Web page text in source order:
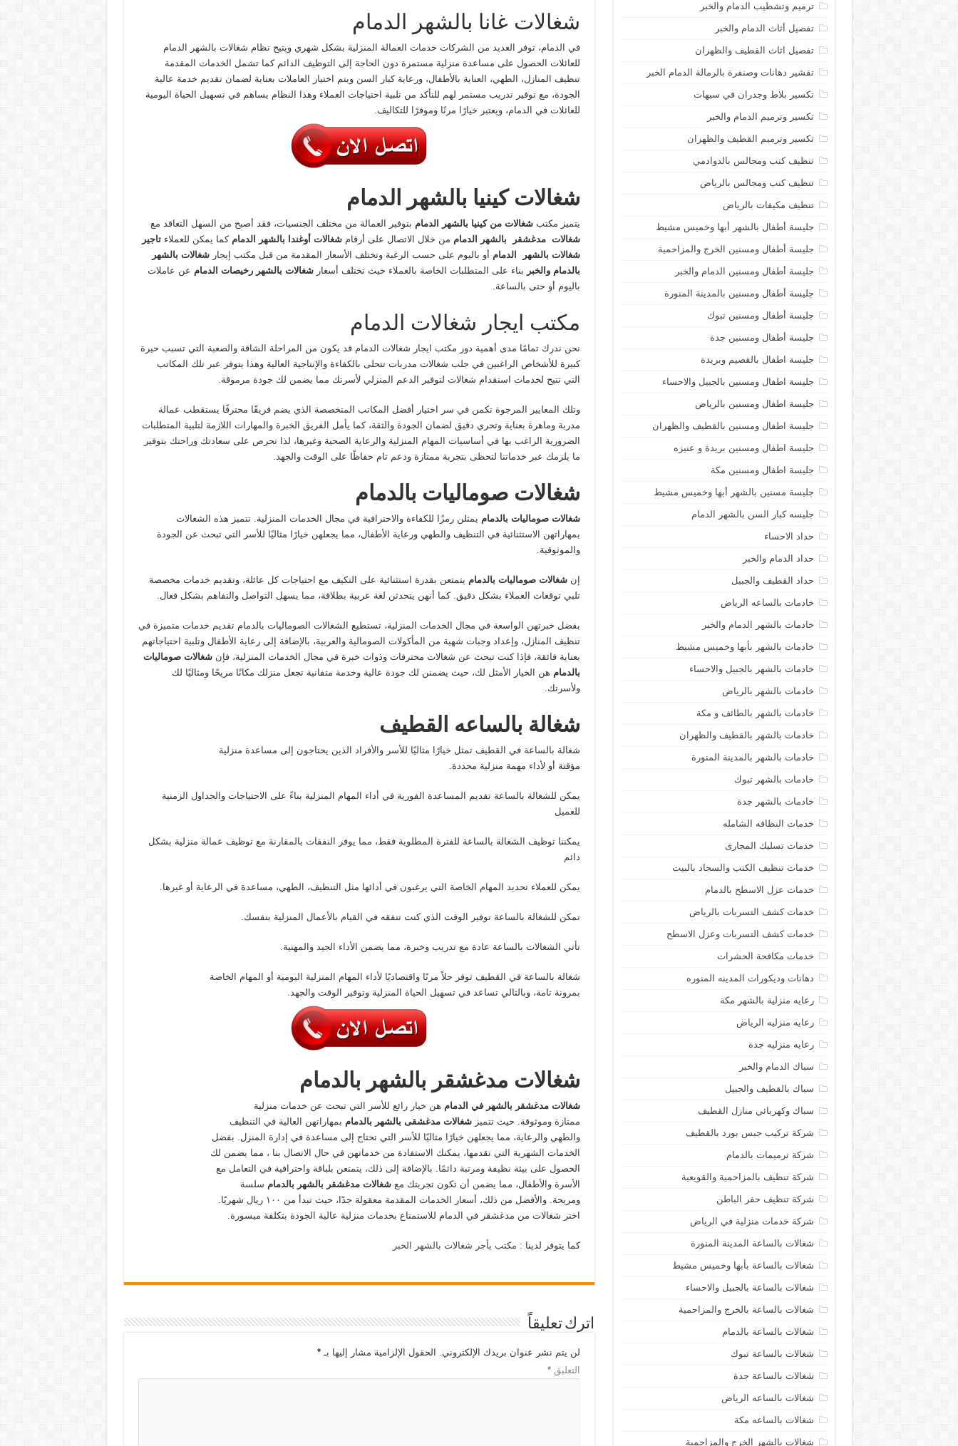
شغالات غانا بالشهر الدمام
في الدمام، توفر العديد من الشركات خدمات العمالة المنزلية بشكل شهري ويتيح نظام شغالات بالشهر الدمام
للعائلات الحصول على مساعدة منزلية مستمرة دون الحاجة إلى التوظيف الدائم كما تشمل الخدمات المقدمة
تنظيف المنازل، الطهي، العناية بالأطفال، ورعاية كبار السن ويتم اختيار العاملات بعناية لضمان تقديم خدمة عالية
الجودة، مع توفير تدريب مستمر لهم للتأكد من تلبية احتياجات العملاء وهذا النظام يساهم في تسهيل الحياة اليومية
للعائلات في الدمام، ويعتبر خيارًا مرنًا وموفرًا للتكاليف.
شغالات كينيا بالشهر الدمام
يتميز مكتبشغالات من كينيا بالشهر الدمام بتوفير العمالة من مختلف الجنسيات، فقد أصبح من السهل التعاقد مع
شغالات مدغشقر بالشهر الدمام من خلال الاتصال على أرقامشغالات أوغندا بالشهر الدمامكما يمكن للعملاءتاجير
شغالات بالشهر الدمام أو باليوم على حسب الرغبة وتختلف الأسعار المقدمة من قبل مكتب إيجارشغالات بالشهر
بالدمام والخبر بناء على المتطلبات الخاصة بالعملاء حيث تختلف أسعارشغالات بالشهر رخيصات الدمام عن عاملات
باليوم أو حتى بالساعة.
مكتب ايجار شغالات الدمام
نحن ندرك تمامًا مدى أهمية دور مكتب ايجار شغالات الدمام قد يكون من المراحلة الشاقة والصعبة التي تسبب حيرة
كبيرة للأشخاص الراغبين في جلب شغالات مدربات تتحلى بالكفاءة والإنتاجية العالية وهذا يتوفر عبر تلك المكاتب
التي تتيح لخدمات استقدام شغالات لتوفير الدعم المنزلي لأسرتك مما يضمن لك جودة مرموقة.
وتلك المعايير المرجوة تكمن في سر اختيار أفضل المكاتب المتخصصة الذي يضم فريقًا محترفًا يستقطب عمالة
مدربة وماهرة بعناية وتحري دقيق لضمان الجودة والثقة، كما يأمل الفريق الخبرة والمهارات اللازمة لتلبية المتطلبات
الضرورية الراغب بها في أساسيات المهام المنزلية والرعاية الصحية وغيرها، لذا نحرص على سعادتك وراحتك بتوفير
ما يلزمك عبر خدماتنا لتحظى بتجربة ممتازة ودعم تام حفاظًا على الوقت والجهد.
شغالات صوماليات بالدمام
شغالات صوماليات بالدمام يمثلن رمزًا للكفاءة والاحترافية في مجال الخدمات المنزلية. تتميز هذه الشغالات
بمهاراتهن الاستثنائية في التنظيف والطهي ورعاية الأطفال، مما يجعلهن خيارًا مثاليًا للأسر التي تبحث عن الجودة
والموثوقية.
إن شغالات صوماليات بالدمام يتمتعن بقدرة استثنائية على التكيف مع احتياجات كل عائلة، وتقديم خدمات مخصصة
تلبي توقعات العملاء بشكل دقيق. كما أنهن يتحدثن لغة عربية بطلاقة، مما يسهل التواصل والتفاهم بشكل فعال.
بفضل خبرتهن الواسعة في مجال الخدمات المنزلية، تستطيع الشغالات الصوماليات بالدمام تقديم خدمات متميزة في
تنظيف المنازل، وإعداد وجبات شهية من المأكولات الصومالية والعربية، بالإضافة إلى رعاية الأطفال وتلبية احتياجاتهم
بعناية فائقة، فإذا كنت تبحث عن شغالات محترفات وذوات خبرة في مجال الخدمات المنزلية، فإنشغالات صوماليات
بالدمام هن الخيار الأمثل لك، حيث يضمنن لك جودة عالية وخدمة متفانية تجعل منزلك مكانًا مريحًا ومثاليًا لك
ولأسرتك.
شغالة بالساعه القطيف
شغالة بالساعة في القطيف تمثل خيارًا مثاليًا للأسر والأفراد الذين يحتاجون إلى مساعدة منزلية
مؤقتة أو لأداء مهمة منزلية محددة.
يمكن للشغالة بالساعة تقديم المساعدة الفورية في أداء المهام المنزلية بناءً على الاحتياجات والجداول الزمنية
للعميل
يمكننا توظيف الشغالة بالساعة للفترة المطلوبة فقط، مما يوفر النفقات بالمقارنة مع توظيف عمالة منزلية بشكل
دائم
يمكن للعملاء تحديد المهام الخاصة التي يرغبون في أدائها مثل التنظيف، الطهي، مساعدة في الرعاية أو غيرها.
تمكن للشغالة بالساعة توفير الوقت الذي كنت تنفقه في القيام بالأعمال المنزلية بنفسك.
تأتي الشغالات بالساعة عادة مع تدريب وخبرة، مما يضمن الأداء الجيد والمهنية.
شغالة بالساعة في القطيف توفر حلاً مرنًا واقتصاديًا لأداء المهام المنزلية اليومية أو المهام الخاصة
بمرونة تامة، وبالتالي تساعد في تسهيل الحياة المنزلية وتوفير الوقت والجهد.
شغالات مدغشقر بالشهر بالدمام
شغالات مدغشقر بالشهر في الدمام هن خيار رائع للأسر التي تبحث عن خدمات منزلية
ممتازة وموثوقة. حيث تتميزشغالات مدغشقى بالشهر بالدمام بمهاراتهن العالية في التنظيف
والطهي والرعاية، مما يجعلهن خيارًا مثاليًا للأسر التي تحتاج إلى مساعدة في إدارة المنزل. بفضل
الخدمات الشهرية التي تقدمها، يمكنك الاستفادة من خدماتهن في حال الاتصال بنا ، مما يضمن لك
الحصول على بيئة نظيفة ومرتبة دائمًا. بالإضافة إلى ذلك، يتمتعن بلباقة واحترافية في التعامل مع
الأسرة والأطفال، مما يضمن أن تكون تجربتك معشغالات مدغشقر بالشهر بالدمام سلسة
ومريحة. والأفضل من ذلك، أسعار الخدمات المقدمة معقولة جدًا، حيث تبدأ من ١٠٠ ريال شهريًا.
اختر شغالات من مدغشقر في الدمام للاستمتاع بخدمات منزلية عالية الجودة بتكلفة ميسورة.
كما يتوفر لدينا : مكتب يأجر شغالات بالشهر الخبر
اترك تعليقاً
لن يتم نشر عنوان بريدك الإلكتروني. الحقول الإلزامية مشار إليها بـ*
التعليق*
ترميم وتشطيب الدمام والخبر
تفصيل أثاث الدمام والخبر
تفصيل اثاث القطيف والظهران
تقشير دهانات وصنفرة بالرمالة الدمام الخبر
تكسير بلاط وجدران في سيهات
تكسير وترميم الدمام والخبر
تكسير وترميم القطيف والظهران
تنظيف كنب ومجالس بالدوادمي
تنظيف كنب ومجالس بالرياض
تنظيف مكيفات بالرياض
جليسة أطفال بالشهر أبها وخميس مشيط
جليسة أطفال ومسنين الخرج والمزاحمية
جليسة أطفال ومسنين الدمام والخبر
جليسة أطفال ومسنين بالمدينة المنورة
جليسة أطفال ومسنين تبوك
جليسة أطفال ومسنين جدة
جليسة اطفال بالقصيم وبريدة
جليسة اطفال ومسنين بالجبيل والاحساء
جليسة اطفال ومسنين بالرياض
جليسة اطفال ومسنين بالقطيف والظهران
جليسة اطفال ومسنين بريدة و عنيزه
جليسة اطفال ومسنين مكة
جليسة مسنين بالشهر أبها وخميس مشيط
جليسه كبار السن بالشهر الدمام
حداد الاحساء
حداد الدمام والخبر
حداد القطيف والجبيل
خادمات بالساعه الرياض
خادمات بالشهر الدمام والخبر
خادمات بالشهر بأبها وخميس مشيط
خادمات بالشهر بالجبيل والاحساء
خادمات بالشهر بالرياض
خادمات بالشهر بالطائف و مكة
خادمات بالشهر بالقطيف والظهران
خادمات بالشهر بالمدينة المنورة
خادمات بالشهر تبوك
خادمات بالشهر جدة
خدمات النظافه الشامله
خدمات تسليك المجارى
خدمات تنظيف الكنب والسجاد بالبيت
خدمات عزل الاسطح بالدمام
خدمات كشف التسربات بالرياض
خدمات كشف التسربات وعزل الاسطح
خدمات مكافحة الحشرات
دهانات وديكورات المدينه المنوره
رعايه منزلية بالشهر مكة
رعايه منزليه الرياض
رعايه منزليه جدة
سباك الدمام والخبر
سباك بالقطيف والجبيل
سباك وكهربائي منازل القطيف
شركة تركيب جبس بورد بالقطيف
شركة ترميمات بالدمام
شركة تنظيف بالمزاحمية والقويعية
شركة تنظيف حفر الباطن
شركة خدمات منزلية في الرياض
شغالات بالساعة المدينة المنورة
شغالات بالساعة بأبها وخميس مشيط
شغالات بالساعة بالجبيل والاحساء
شغالات بالساعة بالخرج والمزاحمية
شغالات بالساعة بالدمام
شغالات بالساعة تبوك
شغالات بالساعة جدة
شغالات بالساعه الرياض
شغالات بالساعه مكة
شغالات بالشهر الخرج والمزاحمية